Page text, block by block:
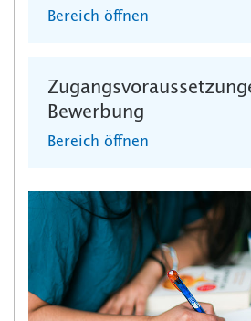
Bereich öffnen
Bewerbung
Bereich öffnen